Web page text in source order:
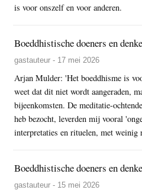
is voor onszelf en voor anderen.
Boeddhistische doeners en
gastauteur - 17 mei 2026
Arjan Mulder: 'Het boeddhisme is
weet dat dit niet wordt aangeraden,
bijeenkomsten. De meditatie-
heb bezocht, leverden mij vooral
interpretaties en rituelen, met weinig
Boeddhistische doeners en
gastauteur - 15 mei 2026